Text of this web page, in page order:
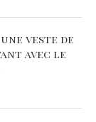
veste de
avec le